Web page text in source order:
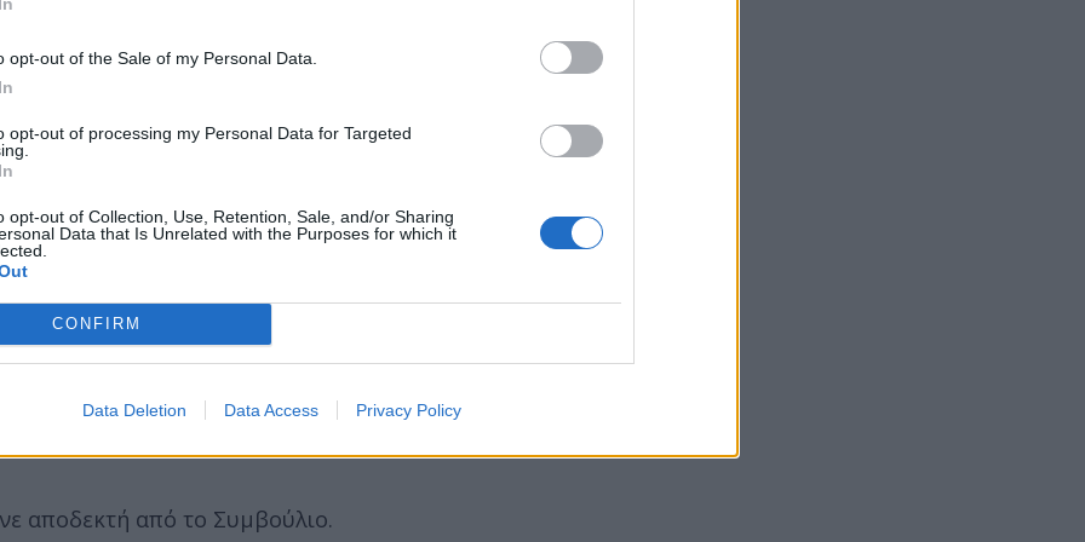
opt-out of the Sale of my Personal Data.
opt-out of processing my Personal Data for Targeted
opt-out of Collection, Use, Retention, Sale, and/or Sharing
Data that Is Unrelated with the Purposes for which it
CONFIRM
Data Deletion Data Access Privacy Policy
κουβέντα" κατά τη συζήτηση της αναμόρφωσης του
συντήρηση του αγάλματος. Επανέλαβε πως "θα γίνει το
αποτελεί αντίδραση στην κυβερνητική πολιτική για την
κατά την οποία αναμένεται να ψηφιστεί στη Βουλή ο
μπροστά από το κτίριο του Εθνικού Κοινοβουλίου
ο Δήμος, ήτοι Παιδικοί και Βρεφονηπιακοί σταθμοί,
αποδεκτή από το Συμβούλιο.